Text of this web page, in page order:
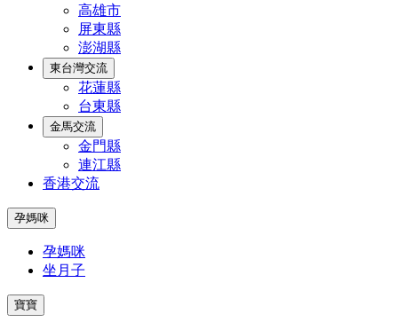
高雄市
屏東縣
澎湖縣
東台灣交流
花蓮縣
台東縣
金馬交流
金門縣
連江縣
香港交流
孕媽咪
孕媽咪
坐月子
寶寶